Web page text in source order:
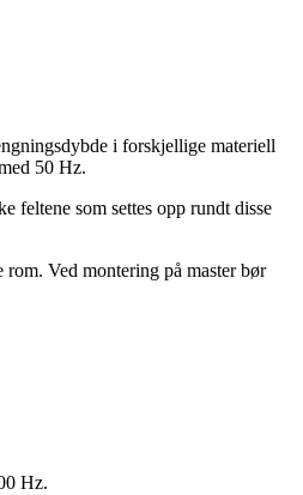
i forskjellige materiell
50 Hz.
feltene som settes opp rundt disse
Ved montering på master bør
Hz.